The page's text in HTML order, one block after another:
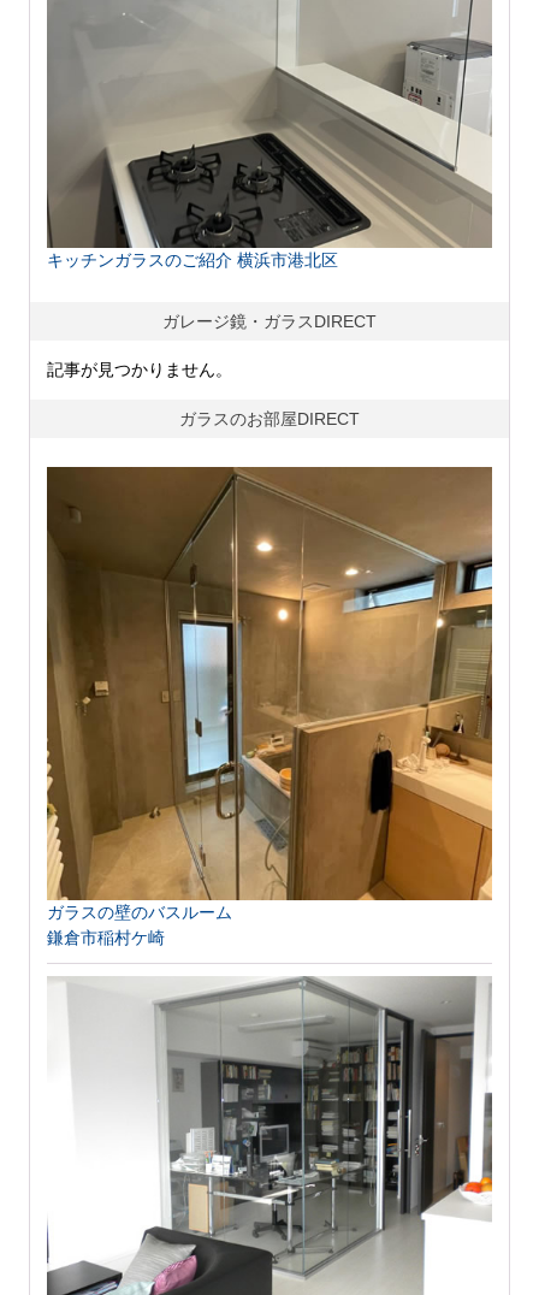
キッチンガラスのご紹介 横浜市港北区
ガレージ鏡・ガラスDIRECT
記事が見つかりません。
ガラスのお部屋DIRECT
ガラスの壁のバスルーム
鎌倉市稲村ケ崎